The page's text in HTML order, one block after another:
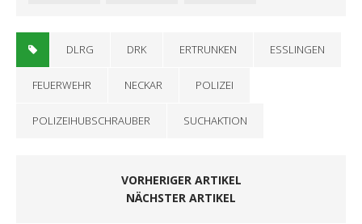
DLRG DRK ERTRUNKEN ESSLINGEN
FEUERWEHR NECKAR POLIZEI
POLIZEIHUBSCHRAUBER SUCHAKTION
VORHERIGER ARTIKEL
NÄCHSTER ARTIKEL